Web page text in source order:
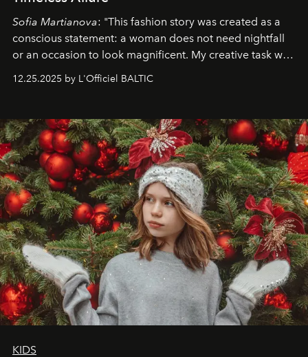
Sofia Martianova: "This fashion story was created as a
conscious statement: a woman does not need nightfall
or an occasion to look magnificent. My creative task was
to capture Timeless Allure
that lives freely, confidently, and without permission. I
elegance is not hidden by darkness but revealed
through clarity, movement, and presence."
12.25.2025 by L'Officiel BALTIC
KIDS